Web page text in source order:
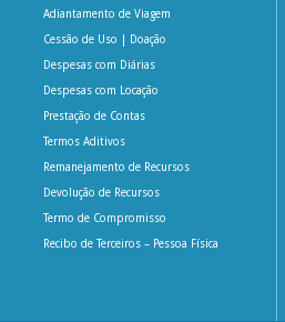
Adiantamento de Viagem
Cessão de Uso | Doação
Despesas com Diárias
Despesas com Locação
Prestação de Contas
Termos Aditivos
Remanejamento de Recursos
Devolução de Recursos
Termo de Compromisso
Recibo de Terceiros – Pessoa Física